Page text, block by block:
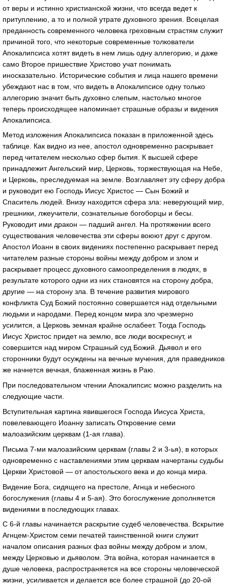
от веры и истинно христианской жизни, что всегда ведет к
притуплению, а то и полной утрате духовного зрения. Всецелая
преданность современного человека греховным страстям служит
причиной того, что некоторые современные толкователи
Апокалипсиса хотят видеть в нем лишь одну аллегорию, и даже
само Второе пришествие Христово учат понимать
иносказательно. Исторические события и лица нашего времени
убеждают нас в том, что видеть в Апокалипсисе одну только
аллегорию значит быть духовно слепым, настолько многое
теперь происходящее напоминает страшные образы и видения
Апокалипсиса.
Метод изложения Апокалипсиса показан в приложенной здесь
таблице. Как видно из нее, апостол одновременно раскрывает
перед читателем несколько сфер бытия. К высшей сфере
принадлежит Ангельский мир, Церковь, торжествующая на Небе,
и Церковь, преследуемая на земле. Возглавляет эту сферу добра
и руководит ею Господь Иисус Христос — Сын Божий и
Спаситель людей. Внизу находится сфера зла: неверующий мир,
грешники, лжеучители, сознательные богоборцы и бесы.
Руководит ими дракон — падший ангел. На протяжении всего
существования человечества эти сферы воюют друг с другом.
Апостол Иоанн в своих видениях постепенно раскрывает перед
читателем разные стороны войны между добром и злом и
раскрывает процесс духовного самоопределения в людях, в
результате которого одни из них становятся на сторону добра,
другие — на сторону зла. В течение развития мирового
конфликта Суд Божий постоянно совершается над отдельными
людьми и народами. Перед концом мира зло чрезмерно
усилится, а Церковь земная крайне ослабеет. Тогда Господь
Иисус Христос придет на землю, все люди воскреснут, и
совершится над миром Страшный суд Божий. Дьявол и его
сторонники будут осуждены на вечные мучения, для праведников
же начнется вечная, блаженная жизнь в Раю.
При последовательном чтении Апокалипсис можно разделить на
следующие части.
Вступительная картина явившегося Господа Иисуса Христа,
повелевающего Иоанну записать Откровение семи
малоазийским церквам (1-ая глава).
Письма 7-ми малоазийским церквам (главы 2 и 3-ья), в которых
одновременно с наставлениями этим церквам начертаны судьбы
Церкви Христовой — от апостольского века и до конца мира.
Видение Бога, сидящего на престоле, Агнца и небесного
богослужения (главы 4 и 5-ая). Это богослужение дополняется
видениями в последующих главах.
С 6-й главы начинается раскрытие судеб человечества. Вскрытие
Агнцем-Христом семи печатей таинственной книги служит
началом описания разных фаз войны между добром и злом,
между Церковью и дьяволом. Эта война, которая начинается в
душе человека, распространяется на все стороны человеческой
жизни, усиливается и делается все более страшной (до 20-ой